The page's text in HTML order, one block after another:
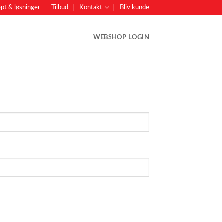
& løsninger Tilbud Kontakt Bliv kunde
WEBSHOP LOGIN